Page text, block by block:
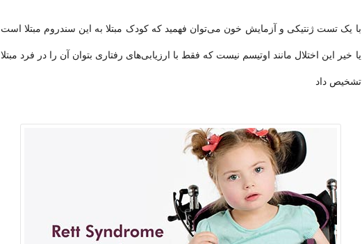
با یک تست ژنتیکی و آزمایش خون می‌توان فهمید که کودک مبتلا به این سندروم مبتلا است
یا خیر این اختلال مانند اوتیسم نیست که فقط با ارزیابی‌های رفتاری بتوان آن را در فرد مبتلا
تشخیص داد